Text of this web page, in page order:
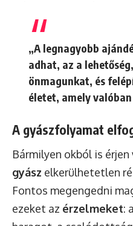
„A legnagyobb
adhat, az a
önmagunkat, és
életet, amely
A gyászfolyamat
Bármilyen okból is
gyász elkerülhetetlen
Fontos megengedni
ezeket az érzelmeket: